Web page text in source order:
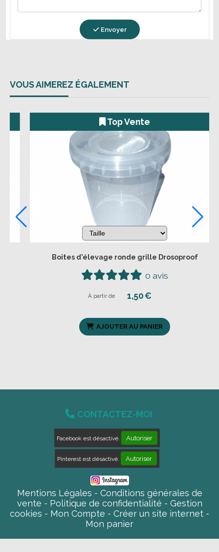
Envoyer
VOUS AIMEREZ ÉGALEMENT
Boites d'élevage ronde grille
À partir de
AJOUTER AU PANIER
 CONTACTEZ-MOI
Facebook est désactivé. Autoriser
Pinterest est désactivé. Autoriser
Mentions Légales
Conditions générales de
vente
Politique de confidentialité
Gestion
cookies
Mon Compte
Créer un site internet
Mon panier